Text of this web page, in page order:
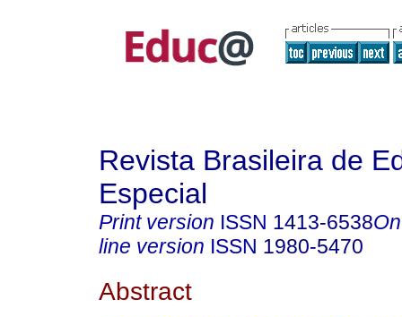
Revista Brasileira de
Especial
Print version ISSN 1413-6538
line version ISSN 1980-5470
Abstract